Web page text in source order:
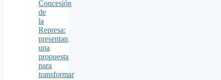
Concesión
de
la
Represa:
presentan
una
propuesta
para
transformar